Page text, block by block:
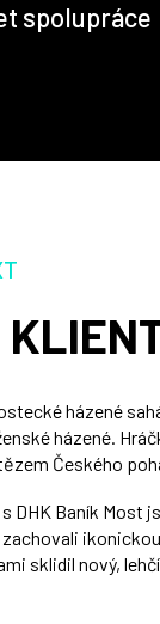
spolupráce
házené
házené.
Českého
DHK Baník Most
sklidil nový,